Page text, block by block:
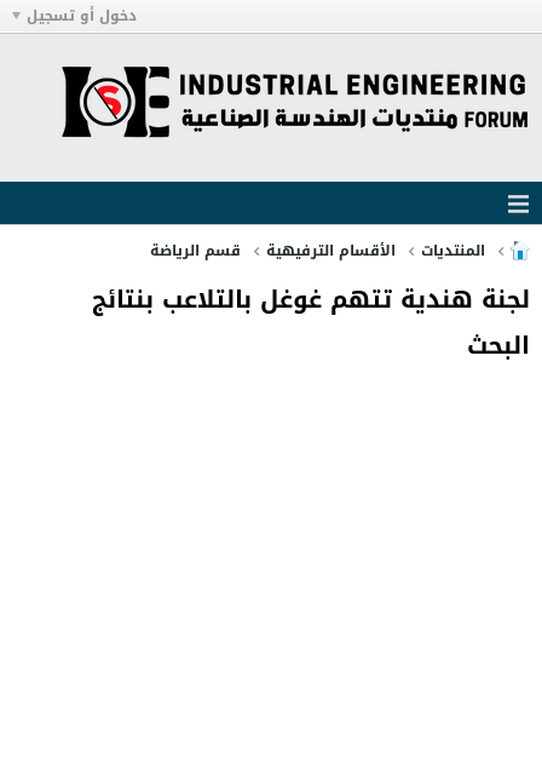
دخول أو تسجيل
المنتديات الأقسام الترفيهية قسم الرياضة
لجنة هندية تتهم غوغل بالتلاعب بنتائج
البحث